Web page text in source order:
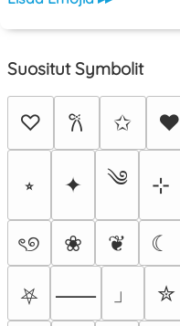
Suositut Symbolit
♡ 𐙚 ✩ ♥
⭒ ✦ ༄ ⊹
ৎ୭ ❀ ❦ ☾
⛧
⸺ 」 ✮